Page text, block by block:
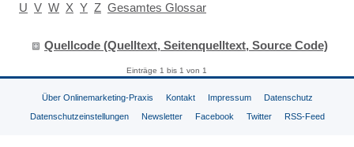
U V W X Y Z Gesamtes Glossar
Quellcode (Quelltext, Seitenquelltext, Source Code)
Einträge 1 bis 1 von 1
Über Onlinemarketing-Praxis Kontakt Impressum
Datenschutz
Datenschutzeinstellungen
Newsletter Facebook Twitter RSS-Feed